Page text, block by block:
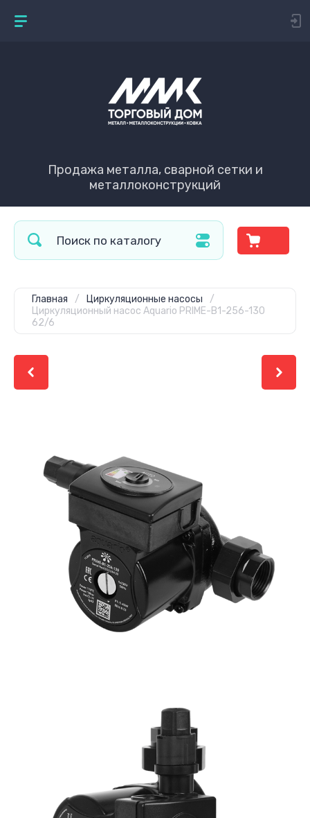
Продажа металла, сварной сетки и
металлоконструкций
Главная / Циркуляционные насосы
/
Циркуляционный насос Aquario PRIME-B1-256-130
62/6